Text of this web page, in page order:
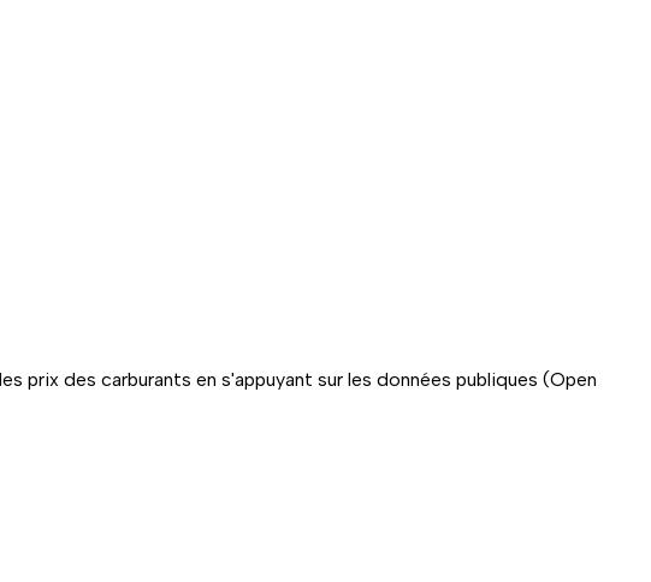
des carburants en s'appuyant sur les données publiques (Open